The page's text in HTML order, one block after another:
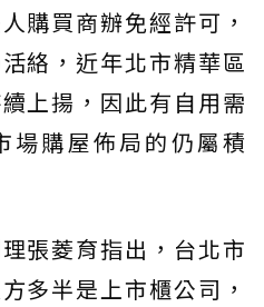
購買商辦免經許可，
絡，近年北市精華區
上揚，因此有自用需
場購屋佈局的仍屬積
張菱育指出，台北市
多半是上市櫃公司，